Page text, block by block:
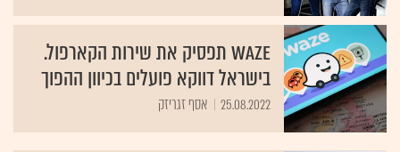
Waze תפסיק את שירות הקארפול.
בישראל דווקא פועלים בכיוון ההפוך
25.08.2022 אסף זגריזק